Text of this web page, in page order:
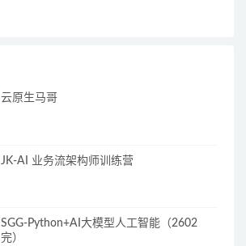
云原生马哥
JK-AI 业务流架构师训练营
SGG-Python+AI大模型人工智能（2602
完）